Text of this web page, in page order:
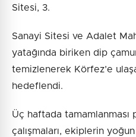
Sitesi, 3.
Sanayi Sitesi ve Adalet
yatağında biriken dip
temizlenerek Körfez’e
hedeflendi.
Üç haftada tamamlanması
çalışmaları, ekiplerin